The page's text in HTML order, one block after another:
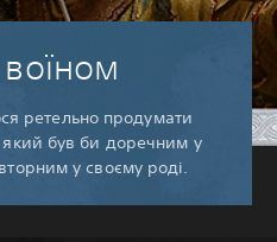
ретельно продумати
був би доречним у
у своєму роді.